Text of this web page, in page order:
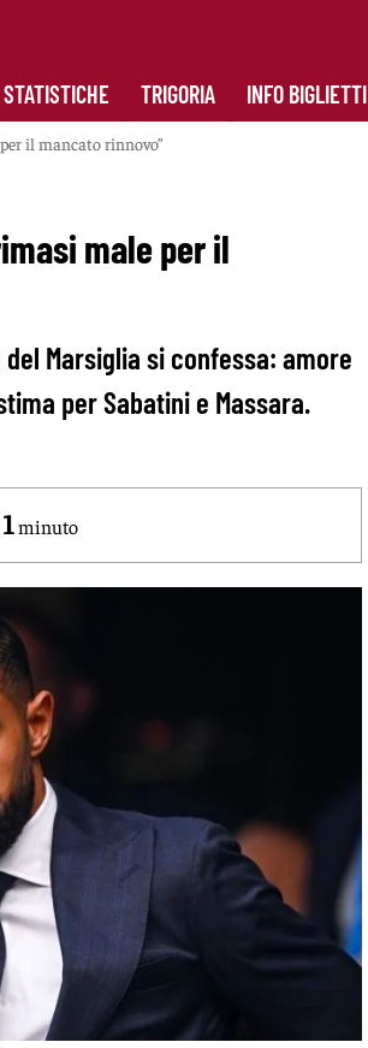
STATISTICHE TRIGORIA INFO BIGLIETTI
il mancato rinnovo”
male per il
Marsiglia si confessa: amore
per Sabatini e Massara.
minuto